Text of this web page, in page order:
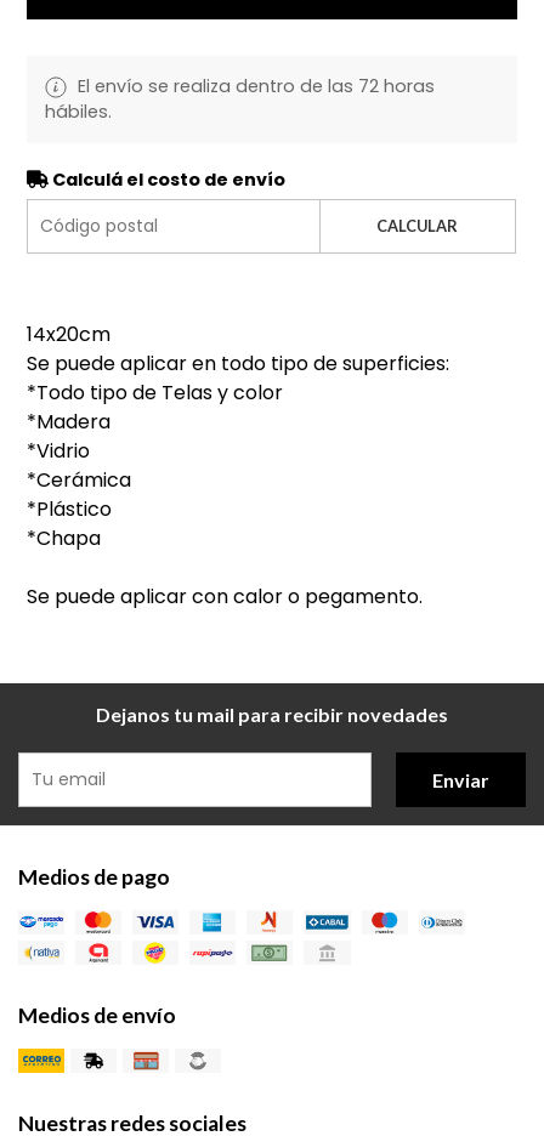
El envío se realiza dentro de las 72 horas
hábiles.
Calculá el costo de envío
CALCULAR
14x20cm
Se puede aplicar en todo tipo de superficies:
*Todo tipo de Telas y color
*Madera
*Vidrio
*Cerámica
*Plástico
*Chapa
Se puede aplicar con calor o pegamento.
Dejanos tu mail para recibir novedades
Enviar
Medios de pago
Medios de envío
Nuestras redes sociales